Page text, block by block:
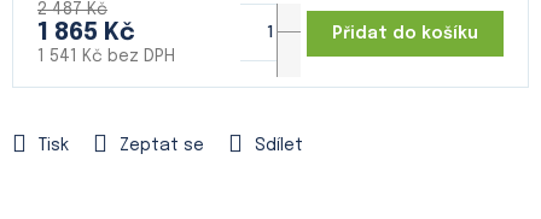
Tisk Zeptat se Sdílet
2 487 Kč
1 865 Kč
1 541 Kč bez DPH
Přidat do košíku